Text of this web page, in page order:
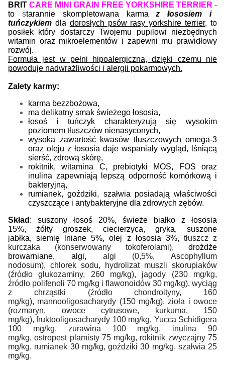
BRIT CARE MINI GRAIN FREE YORKSHIRE TERRIER -
to starannie skompletowana karmaz łososiem i
tuńczykiem dla dorosłych psów rasy yorkshire terrier, to
posiłek który dostarczy Twojemu pupilowi niezbędnych
witamin oraz mikroelementów i zapewni mu prawidłowy
rozwój.
Formuła jest w pełni hipoalergiczna, dzięki czemu nie
powoduje nadwrażliwości i alergii pokarmowych.
Zalety karmy:
karma bezzbożowa,
ma delikatny smak świeżego łososia,
łosoś i tuńczyk charakteryzują się wysokim
poziomem tłuszczów nienasyconych,
wysoka zawartość kwasów tłuszczowych omega-3
oraz oleju z łososia daje wspaniały wygląd, lśniącą
sierść, zdrową skórę,
rokitnik, witamina C, prebiotyki MOS, FOS oraz
inulina zapewniają lepszą odporność komórkową i
bakteryjną,
rumianek, goździki, szałwia posiadają właściwości
czyszczące i antybakteryjne dla zdrowych zębów.
Skład : suszony łosoś 20%, świeże białko z łososia
15%, żółty groszek, ciecierzyca, gryka, suszone
jabłka, siemię lniane 5%, olej z łososia 3%, tłuszcz z
kurczaka (konserwowany tokoferolami), drożdże
browarniane, algi, algi (0,5%, Ascophyllum
nodosum), chlorek sodu, hydrolizat muszli skorupiaków
(źródło glukozaminy, 260 mg/kg), jagody (230 mg/kg,
źródło polifenoli 70 mg/kg i flawonoidów 30 mg/kg), wyciąg
z chrząstki (źródło chondroityny, 160
mg/kg), mannooligosacharydy (150 mg/kg), zioła i owoce
(rozmaryn, owoce cytrusowe, kurkuma, 150
mg/kg), fruktooligosacharydy 100 mg/kg, Yucca Schidigera
100 mg/kg, żurawina 100 mg/kg, inulina 90
mg/kg, ostropest plamisty 75 mg/kg, rokitnik zwyczajny 75
mg/kg, rumianek 30 mg/kg, goździki 30 mg/kg, szałwia 25
mg/kg.